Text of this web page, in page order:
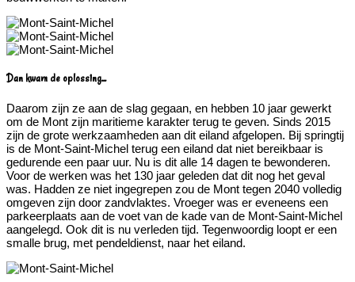
Dan kwam de oplossing...
Daarom zijn ze aan de slag gegaan, en hebben 10 jaar gewerkt
om de Mont zijn maritieme karakter terug te geven. Sinds 2015
zijn de grote werkzaamheden aan dit eiland afgelopen. Bij springtij
is de Mont-Saint-Michel terug een eiland dat niet bereikbaar is
gedurende een paar uur. Nu is dit alle 14 dagen te bewonderen.
Voor de werken was het 130 jaar geleden dat dit nog het geval
was. Hadden ze niet ingegrepen zou de Mont tegen 2040 volledig
omgeven zijn door zandvlaktes. Vroeger was er eveneens een
parkeerplaats aan de voet van de kade van de Mont-Saint-Michel
aangelegd. Ook dit is nu verleden tijd. Tegenwoordig loopt er een
smalle brug, met pendeldienst, naar het eiland.